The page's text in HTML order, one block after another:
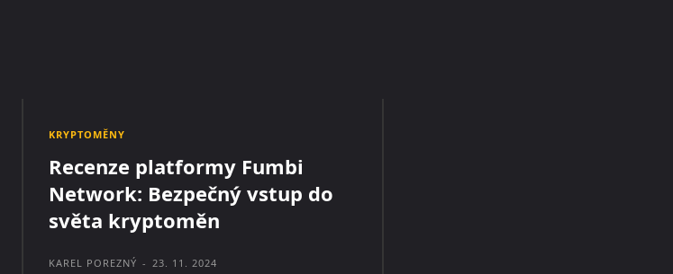
KRYPTOMĚNY
Recenze platformy Fumbi
Network: Bezpečný vstup do
světa kryptoměn
KAREL POREZNÝ - 23. 11. 2024